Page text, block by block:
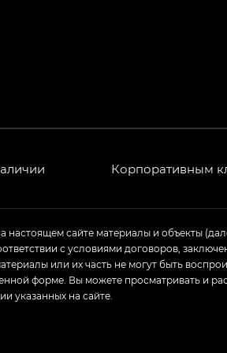
Корпоративным
сайте материалы и объекты
с условиями договоров,
или их часть не могут быть
форме. Вы можете просматривать и
указанных на сайте.